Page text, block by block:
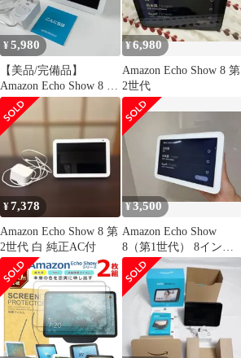
¥5,980
【美品/完備品】
Amazon Echo Show 8 第
2世代 ホワイト
¥6,980
Amazon Echo Show 8 第
2世代
¥7,378
Amazon Echo Show 8 第
2世代 白 純正AC付
¥3,500
Amazon Echo Show
8（第1世代） 8インチ
スマートディスプレイ